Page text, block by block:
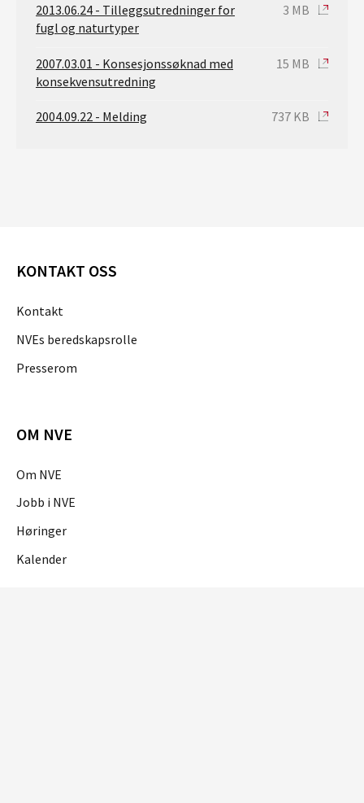
2013.06.24 - Tilleggsutredninger for
fugl og naturtyper
3 MB
2007.03.01 - Konsesjonssøknad med
konsekvensutredning
15 MB
2004.09.22 - Melding 737 KB
KONTAKT OSS
Kontakt
NVEs beredskapsrolle
Presserom
OM NVE
Om NVE
Jobb i NVE
Høringer
Kalender